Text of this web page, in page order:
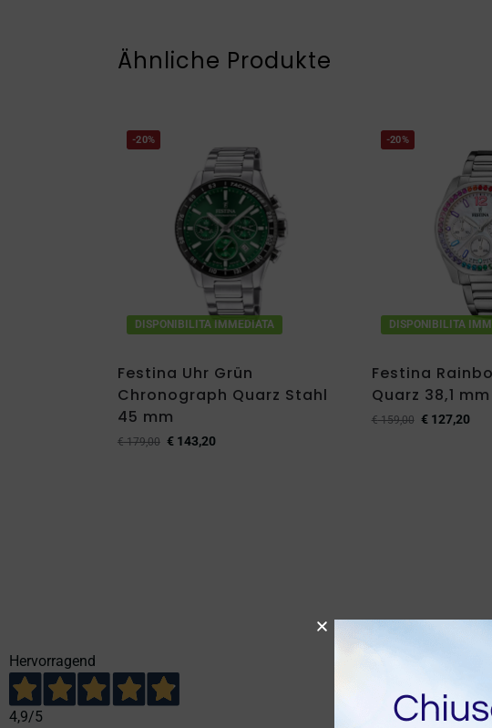
Ähnliche Produkte
-20%
DISPONIBILITA IMMEDIATA
Festina Uhr Grün
Chronograph Quarz Stahl
45 mm
€179,00 €143,20
-20%
DISPONIBILITA
Festina
Quarz 38,1
€159,00 €127,20
Hervorragend
4,9/5